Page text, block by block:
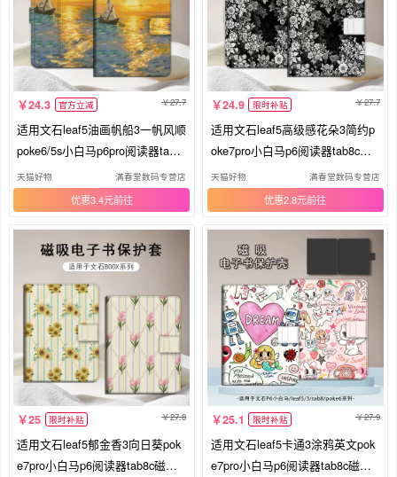
24.3 官方立减 27.7
适用文石leaf5油画帆船3一帆风顺
poke6/5s小白马p6pro阅读器tab8
c磁吸Note电子书BOOX保护套Air
4C电纸书壳潮
天猫好物 满春堂数码专营店
优惠3.4元
24.9 限时补贴 27.7
适用文石leaf5高级感花朵3简约p
oke7pro小白马p6阅读器tab8c磁
吸NoteX6/X5S/Air4C电子书BOO
X保护套电纸书壳
天猫好物 满春堂数码专营店
优惠2.8元
25 限时补贴 27.8
适用文石leaf5郁金香3向日葵pok
e7pro小白马p6阅读器tab8c磁吸N
25.1 限时补贴 27.9
适用文石leaf5卡通3涂鸦英文pok
e7pro小白马p6阅读器tab8c磁吸N